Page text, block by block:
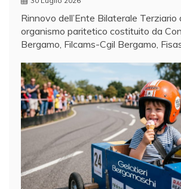
Rinnovo dell’Ente Bilaterale Terziario
organismo paritetico costituito da
Bergamo, Filcams-Cgil Bergamo,